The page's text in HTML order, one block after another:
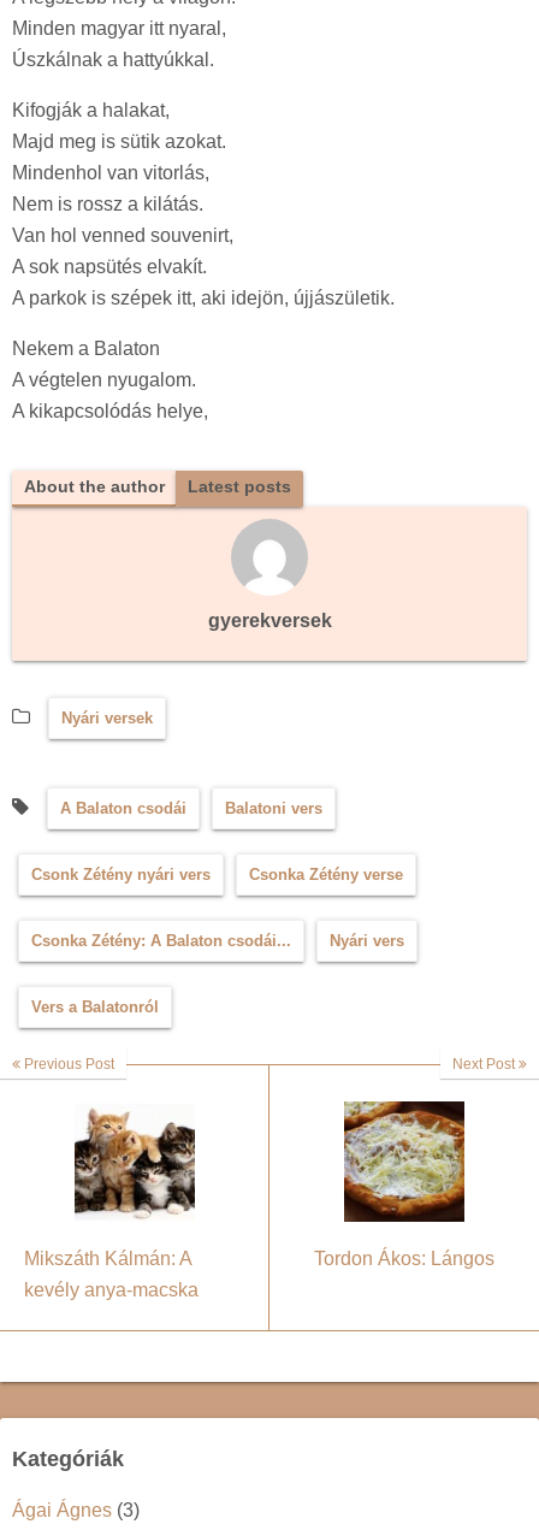
Minden magyar itt nyaral,
Úszkálnak a hattyúkkal.
Kifogják a halakat,
Majd meg is sütik azokat.
Mindenhol van vitorlás,
Nem is rossz a kilátás.
Van hol venned souvenirt,
A sok napsütés elvakít.
A parkok is szépek itt, aki idejön, újjászületik.
Nekem a Balaton
A végtelen nyugalom.
A kikapcsolódás helye,
About the author Latest posts
gyerekversek
Nyári versek
A Balaton csodái Balatoni vers
Csonk Zétény nyári vers Csonka Zétény verse
Csonka Zétény: A Balaton csodái... Nyári vers
Vers a Balatonról
Previous Post
Mikszáth Kálmán: A
kevély anya-macska
Next Post
Tordon Ákos: Lángos
Kategóriák
Ágai Ágnes (3)